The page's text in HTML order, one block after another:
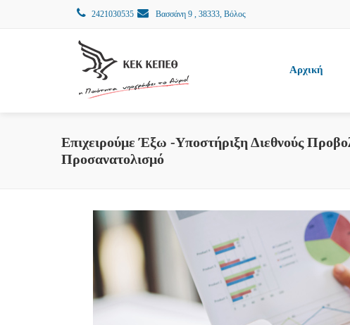
2421030535 Βασσάνη 9 , 38333, Βόλος
Αρχική
Επιχειρούμε Έξω -Υποστήριξη Διεθνούς
Προσανατολισμό